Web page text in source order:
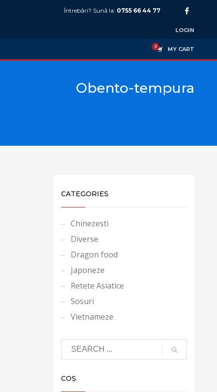
Întrebări? Sună la: 0755 66 44 77
LOGIN
MY CART
Obento-tempura
CATEGORIES
Chinezesti
Diverse
Dragon food
Japoneze
Retete Asiatice
Sosuri
Vietnameze
COȘ